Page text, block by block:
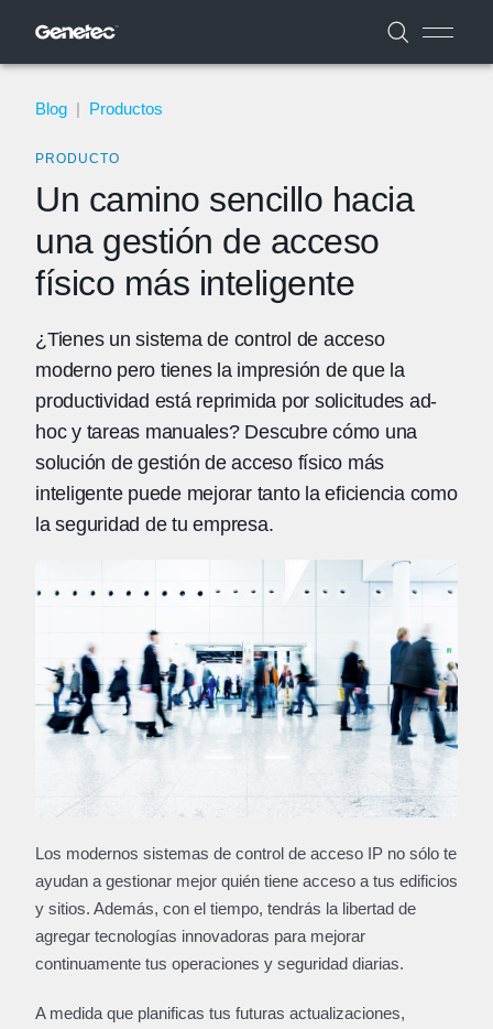
Blog | Productos
PRODUCTO
Un camino sencillo hacia
una gestión de acceso
físico más inteligente
¿Tienes un sistema de control de acceso
moderno pero tienes la impresión de que la
productividad está reprimida por solicitudes ad-
hoc y tareas manuales? Descubre cómo una
solución de gestión de acceso físico más
inteligente puede mejorar tanto la eficiencia como
la seguridad de tu empresa.
Los modernos sistemas de control de acceso IP no sólo te
ayudan a gestionar mejor quién tiene acceso a tus edificios
y sitios. Además, con el tiempo, tendrás la libertad de
agregar tecnologías innovadoras para mejorar
continuamente tus operaciones y seguridad diarias.
A medida que planificas tus futuras actualizaciones,